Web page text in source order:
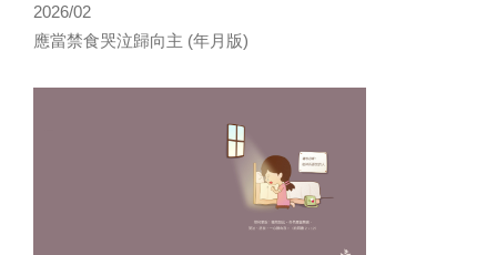
2026/02
應當禁食哭泣歸向主 (年月版)